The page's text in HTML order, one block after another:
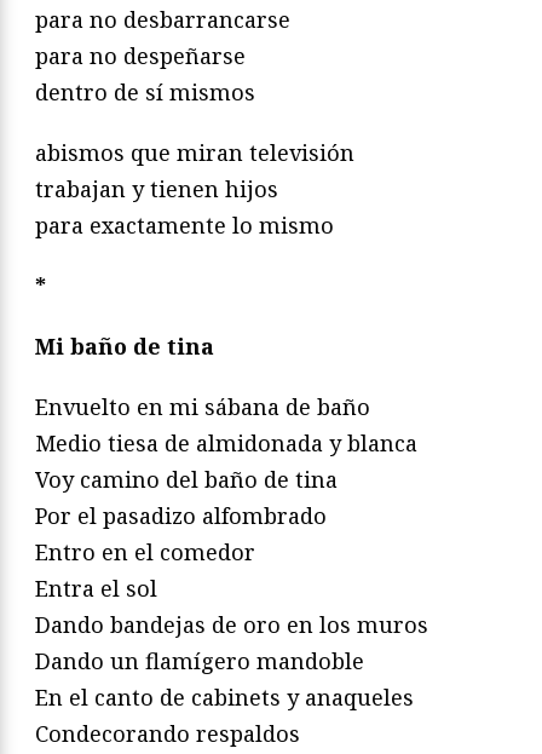
para no desbarrancarse
para no despeñarse
dentro de sí mismos
abismos que miran televisión
trabajan y tienen hijos
para exactamente lo mismo
*
Mi baño de tina
Envuelto en mi sábana de baño
Medio tiesa de almidonada y blanca
Voy camino del baño de tina
Por el pasadizo alfombrado
Entro en el comedor
Entra el sol
Dando bandejas de oro en los muros
Dando un flamígero mandoble
En el canto de cabinets y anaqueles
Condecorando respaldos